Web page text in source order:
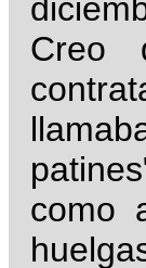
Creo
como